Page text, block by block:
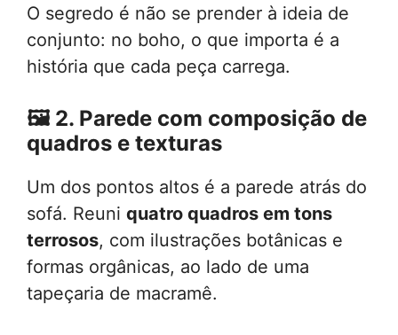
O segredo é não se prender à ideia de
conjunto: no boho, o que importa é a
história que cada peça carrega.
🖼️ 2. Parede com composição de
quadros e texturas
Um dos pontos altos é a parede atrás do
sofá. Reuni quatro quadros em tons
terrosos, com ilustrações botânicas e
formas orgânicas, ao lado de uma
tapeçaria de macramê.